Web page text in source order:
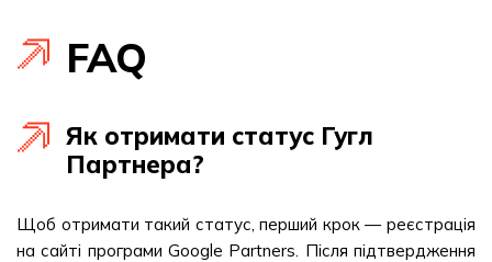
FAQ
Як отримати статус Гугл
Партнера?
Щоб отримати такий статус, перший крок — реєстрація
на сайті програми Google Partners. Після підтвердження